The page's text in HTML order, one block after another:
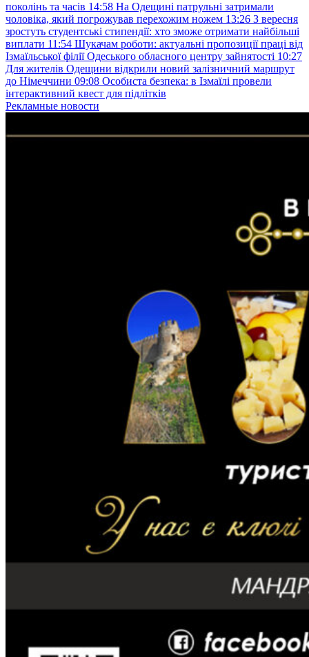
поколінь та часів 14:58 На Одещині патрульні затримали
чоловіка, який погрожував перехожим ножем 13:26 З вересня
зростуть студентські стипендії: хто зможе отримати найбільші
виплати 11:54 Шукачам роботи: актуальні пропозиції праці від
Ізмаїльської філії Одеського обласного центру зайнятості 10:27
Для жителів Одещини відкрили новий залізничний маршрут
до Німеччини 09:08 Особиста безпека: в Ізмаїлі провели
інтерактивний квест для підлітків
Рекламные новости